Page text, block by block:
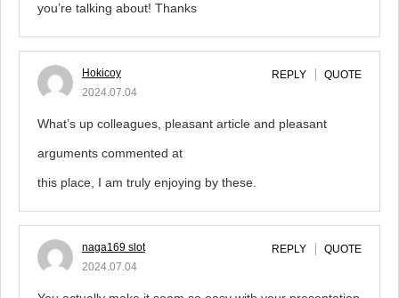
you’re talking about! Thanks
Hokicoy
2024.07.04
REPLY QUOTE
What’s up colleagues, pleasant article and pleasant
arguments commented at
this place, I am truly enjoying by these.
naga169 slot
2024.07.04
REPLY QUOTE